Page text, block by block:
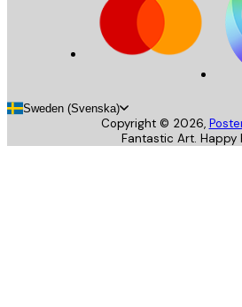
Sweden (Svenska)
Copyright © 2026,
Fantastic Art. Happy